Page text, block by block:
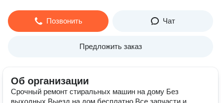
Позвонить Чат
Предложить заказ
Об организации
Срочный ремонт стиральных машин на дому Без
выходных Выезд на дом бесплатно Все запчасти и